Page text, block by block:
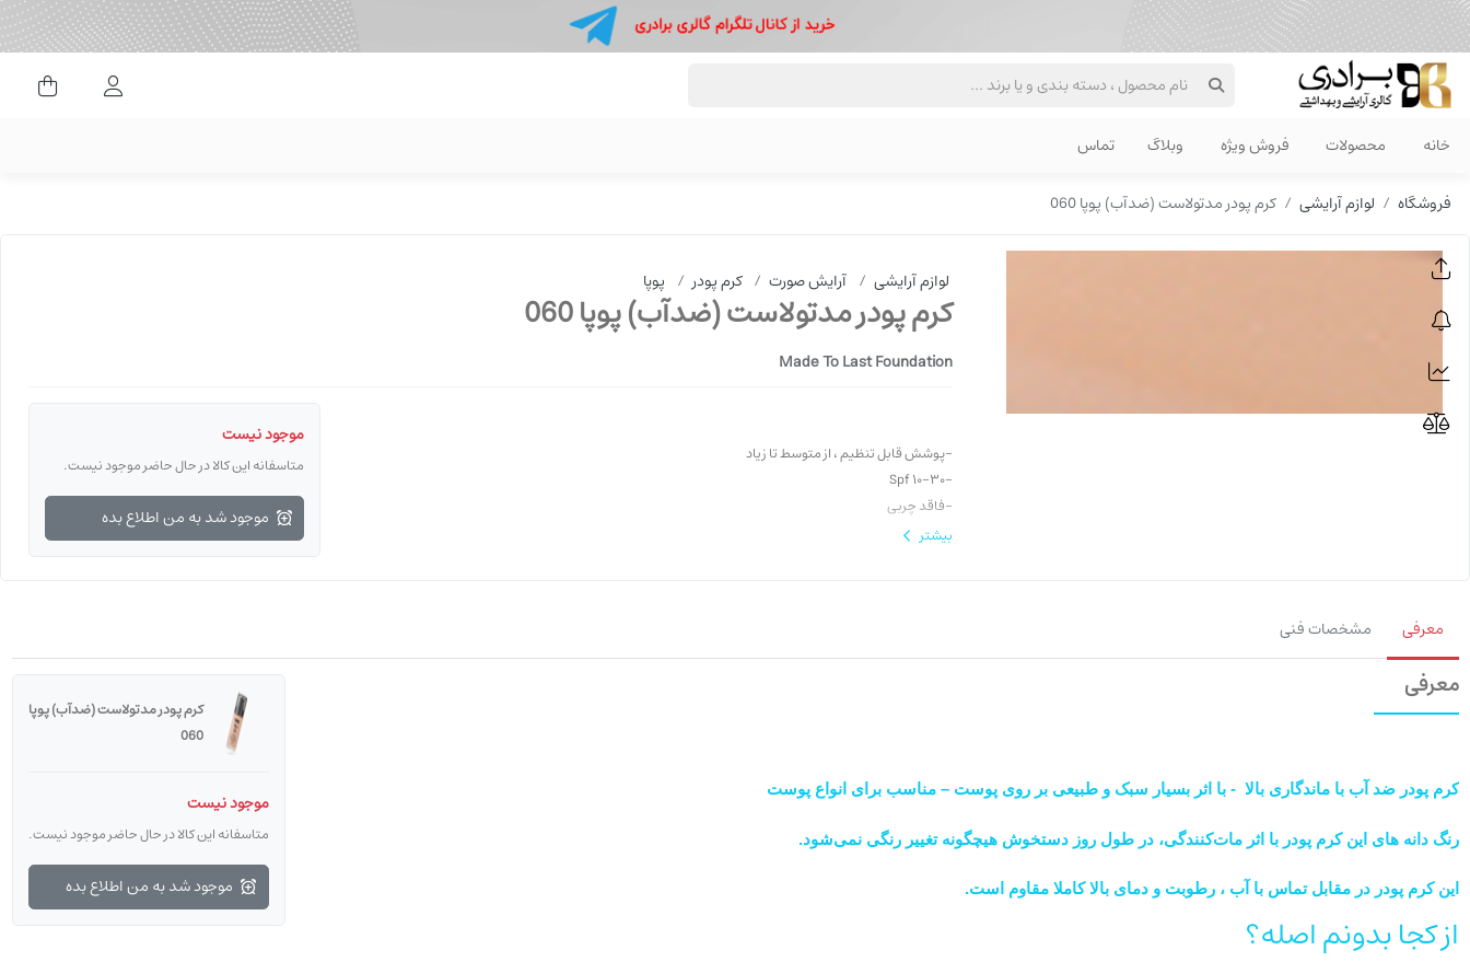
ورود کاربران
خانه
محصولات فروش ویژه وبلاگ تماس
فروشگاه لوازم آرایشی کرم پودر مدتولاست (ضدآب) پوپا 060
لوازم آرایشی / آرایش صورت / کرم پودر / پوپا
کرم پودر مدتولاست (ضدآب) پوپا 060
Made To Last Foundation
-پوشش قابل تنظیم ، از متوسط تا زیاد
-Spf 10-30
-فاقد چربی
- فاقد رایحه
بیشتر
موجود نیست
متاسفانه این کالا در حال حاضر موجود نیست.
موجود شد به من اطلاع بده
معرفی مشخصات فنی
معرفی
کرم پودر ضد آب با ماندگاری بالا - با اثر بسیار سبک و طبیعی بر روی پوست – مناسب برای انواع پوست
رنگ دانه های این کرم پودر با اثر مات‌کنندگی، در طول روز دستخوش هیچگونه تغییر رنگی نمی‌شود.
این کرم پودر در مقابل تماس با آب ، رطوبت و دمای بالا کاملا مقاوم است.
از کجا بدونم اصله؟
کرم پودر مدتولاست (ضدآب) پوپا
060
موجود نیست
متاسفانه این کالا در حال حاضر موجود نیست.
موجود شد به من اطلاع بده